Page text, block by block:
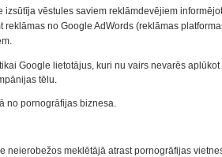
izsūtīja vēstules saviem reklāmdevējiem
reklāmas no Google AdWords (reklāmas
Google lietotājus, kuri nu vairs nevarēs
tēlu.
no pornogrāfijas biznesa.
neierobežos meklētājā atrast pornogrāfijas